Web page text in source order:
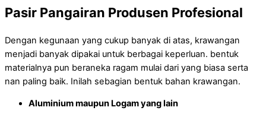
Pasir Pangairan Produsen Profesional
Dengan kegunaan yang cukup banyak di atas, krawangan
menjadi banyak dipakai untuk berbagai keperluan. bentuk
materialnya pun beraneka ragam mulai dari yang biasa serta
nan paling baik. Inilah sebagian bentuk bahan krawangan.
Aluminium maupun Logam yang lain